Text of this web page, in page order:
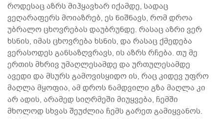
როდესაც აზრს მიჰყავხარ იქამდე, სადაც
ვეღარაფერს მოიაზრებ, ეს ნიშნავს, რომ დროა
უბრალო ცხოვრებას დაუბრუნდე. რასაც აზრი ვერ
ხსნის, იმას ცხოვრება ხსნის, და რასაც ქმედება
ვერასოდეს განსაზღვრავს, ის აზრს რჩება. თუ მე
ერთის მხრივ უმაღლესამდე და ურთულესამდე
ავედი და მსურს გამოვისყიდო ის, რაც კიდევ უფრო
მაღლა მყოფია, ამ დროს ნამდვილი გზა მაღლა კი
არ ადის, არამედ სიღრმეში მიუყვება, ჩემში
მხოლოდ სხვას შეუძლია ჩემს გარეთ გამიყვანოს.